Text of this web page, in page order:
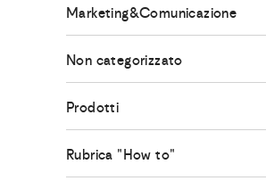
Marketing&Comunicazione
Non categorizzato
Prodotti
Rubrica "How to"